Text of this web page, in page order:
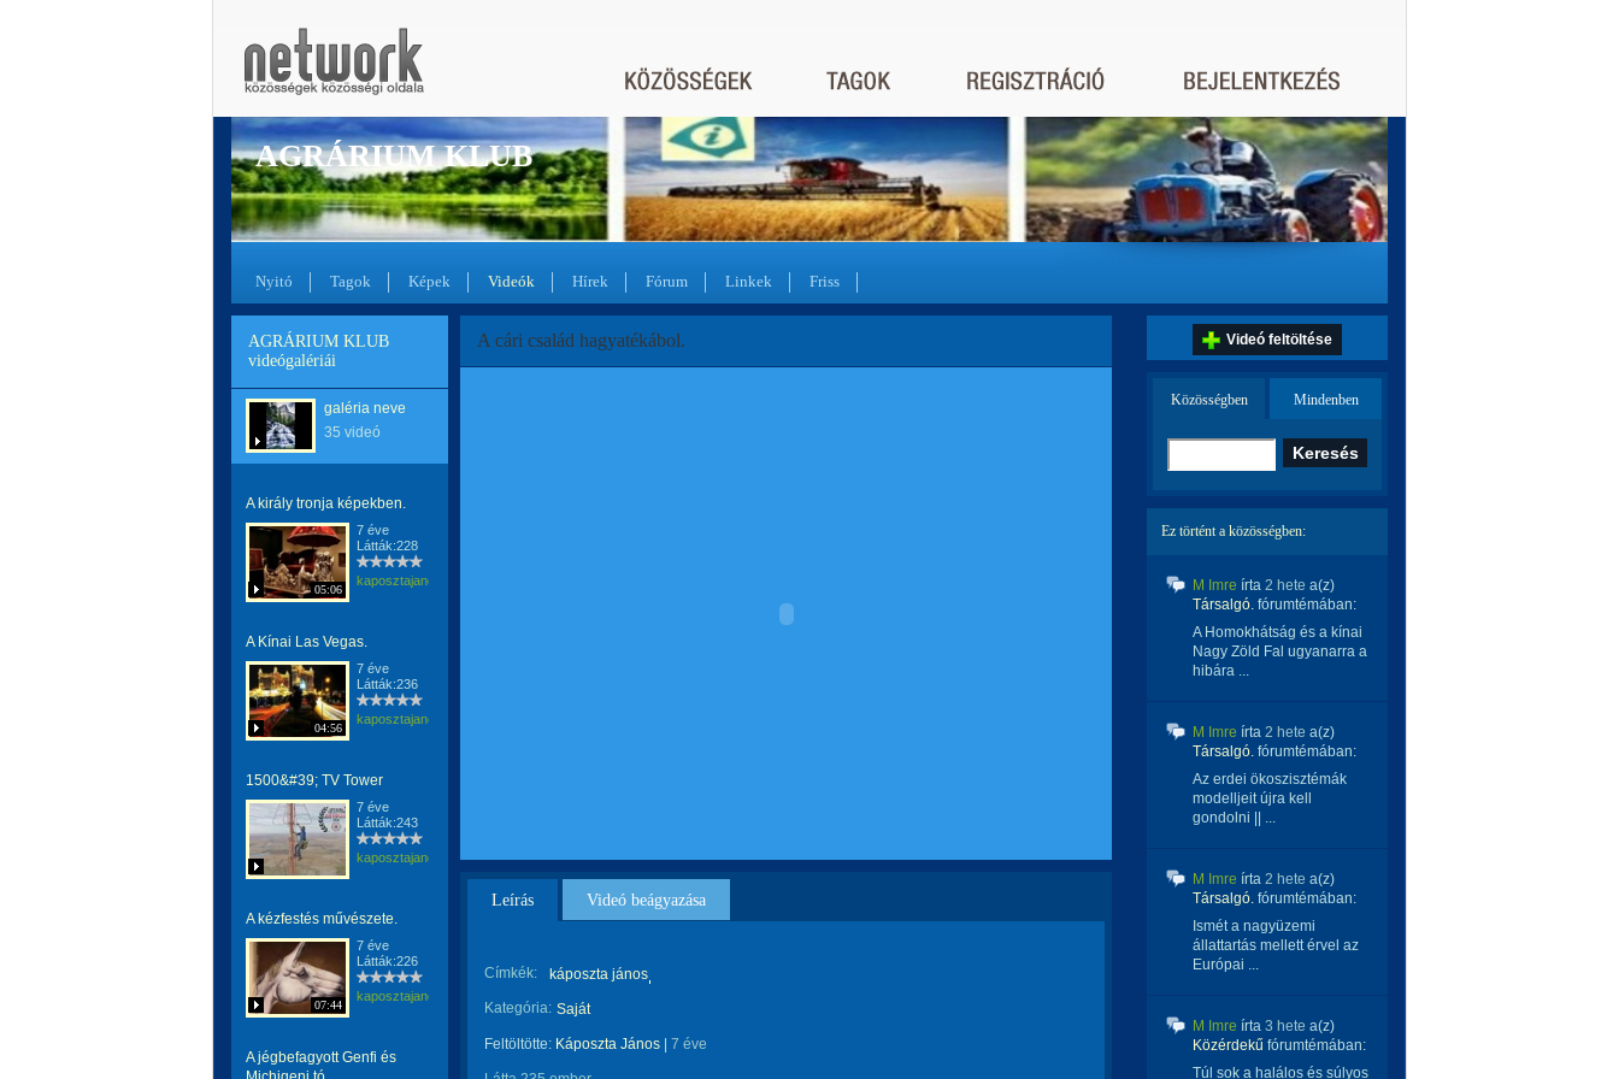
AGRÁRIUM KLUB
Nyitó Tagok Képek Videók Hírek Fórum Linkek Friss
AGRÁRIUM KLUB
videógalériái
galéria neve
35 videó
A király tronja képekben.
05:06
7 éve
Látták:228
kaposztajanos
A Kínai Las Vegas.
04:56
7 éve
Látták:236
kaposztajanos
1500&#39; TV Tower
7 éve
Látták:243
kaposztajanos
A kézfestés művészete.
07:44
7 éve
Látták:226
kaposztajanos
A jégbefagyott Genfi és
A cári család hagyatékábol.
Leírás Videó beágyazása
Címkék:
káposzta jános
Kategória: Saját
Feltöltötte: Káposzta János 7 éve
Videó feltöltése
Közösségben Mindenben
Ez történt a közösségben:
M Imre írta 2 hete a(z)
Társalgó. fórumtémában:
A Homokhátság és a kínai
Nagy Zöld Fal ugyanarra a
hibára ...
M Imre írta 2 hete a(z)
Társalgó. fórumtémában:
Az erdei ökoszisztémák
modelljeit újra kell
gondolni || ...
M Imre írta 2 hete a(z)
Társalgó. fórumtémában:
Ismét a nagyüzemi
állattartás mellett érvel az
Európai ...
M Imre írta 3 hete a(z)
Közérdekű fórumtémában:
Túl sok a halálos és súlyos